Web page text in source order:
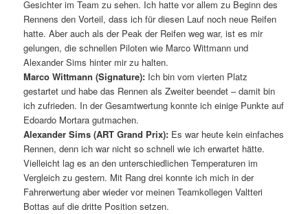
Gesichter im Team zu sehen. Ich hatte vor allem zu Beginn des
Rennens den Vorteil, dass ich für diesen Lauf noch neue Reifen
hatte. Aber auch als der Peak der Reifen weg war, ist es mir
gelungen, die schnellen Piloten wie Marco Wittmann und
Alexander Sims hinter mir zu halten.
Marco Wittmann (Signature): Ich bin vom vierten Platz
gestartet und habe das Rennen als Zweiter beendet – damit bin
ich zufrieden. In der Gesamtwertung konnte ich einige Punkte auf
Edoardo Mortara gutmachen.
Alexander Sims (ART Grand Prix): Es war heute kein einfaches
Rennen, denn ich war nicht so schnell wie ich erwartet hätte.
Vielleicht lag es an den unterschiedlichen Temperaturen im
Vergleich zu gestern. Mit Rang drei konnte ich mich in der
Fahrerwertung aber wieder vor meinen Teamkollegen Valtteri
Bottas auf die dritte Position setzen.